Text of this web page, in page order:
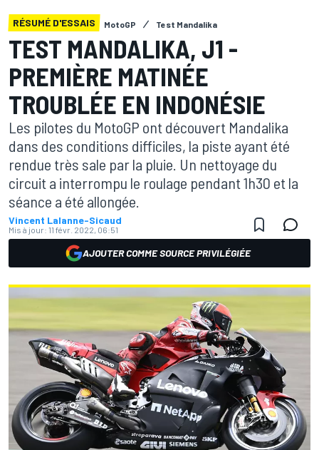
RÉSUMÉ D'ESSAIS MotoGP Test Mandalika
TEST MANDALIKA, J1 -
PREMIÈRE MATINÉE
TROUBLÉE EN INDONÉSIE
Les pilotes du MotoGP ont découvert Mandalika
dans des conditions difficiles, la piste ayant été
rendue très sale par la pluie. Un nettoyage du
circuit a interrompu le roulage pendant 1h30 et la
séance a été allongée.
Vincent Lalanne-Sicaud
Mis à jour: 11 févr. 2022, 06:51
AJOUTER COMME SOURCE PRIVILÉGIÉE